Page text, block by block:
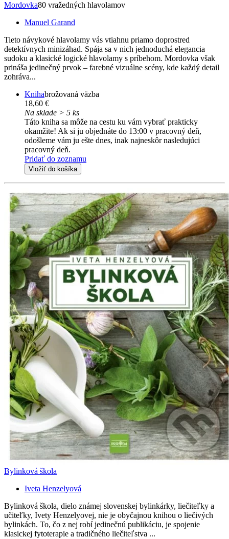
Mordovka80 vražedných hlavolamov
Manuel Garand
Tieto návykové hlavolamy vás vtiahnu priamo doprostred
detektívnych minizáhad. Spája sa v nich jednoduchá elegancia
sudoku a klasické logické hlavolamy s príbehom. Mordovka však
prináša jedinečný prvok – farebné vizuálne scény, kde každý detail
zohráva...
Knihabrožovaná väzba
18,60 €
Na sklade > 5 ks
Táto kniha sa môže na cestu ku vám vybrať prakticky
okamžite! Ak si ju objednáte do 13:00 v pracovný deň,
odošleme vám ju ešte dnes, inak najneskôr nasledujúci
pracovný deň.
Pridať do zoznamu
Vložiť do košíka
Bylinková škola
Iveta Henzelyová
Bylinková škola, dielo známej slovenskej bylinkárky, liečiteľky a
učiteľky, Ivety Henzelyovej, nie je obyčajnou knihou o liečivých
bylinkách. To, čo z nej robí jedinečnú publikáciu, je spojenie
klasickej fytoterapie a tradičného liečiteľstva ...